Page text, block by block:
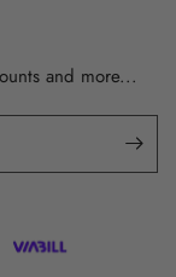
and more...